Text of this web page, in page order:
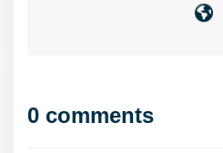
0 comments